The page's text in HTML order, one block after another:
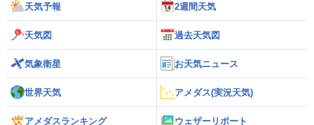
天気予報 2週間天気
天気図 過去天気図
気象衛星 お天気ニュース
世界天気 アメダス(実況天気)
アメダスランキング ウェザーリポート